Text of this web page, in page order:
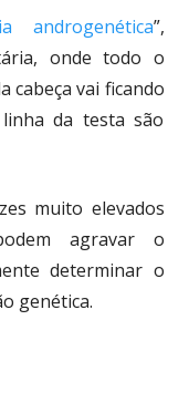
androgenética”,
onde todo o
cabeça vai ficando
da testa são
muito elevados
agravar o
determinar o
genética.